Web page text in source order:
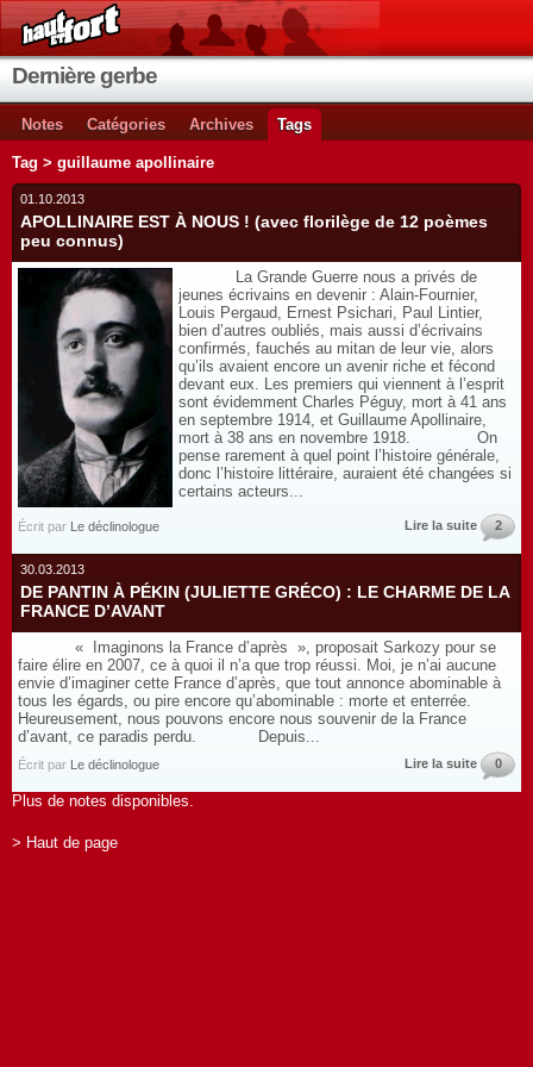
Dernière gerbe
Notes Catégories Archives Tags
Tag > guillaume apollinaire
01.10.2013
APOLLINAIRE EST À NOUS ! (avec florilège de 12 poèmes
peu connus)
La Grande Guerre nous a privés de
jeunes écrivains en devenir : Alain-Fournier,
Louis Pergaud, Ernest Psichari, Paul Lintier,
bien d’autres oubliés, mais aussi d’écrivains
confirmés, fauchés au mitan de leur vie, alors
qu’ils avaient encore un avenir riche et fécond
devant eux. Les premiers qui viennent à l’esprit
sont évidemment Charles Péguy, mort à 41 ans
en septembre 1914, et Guillaume Apollinaire,
mort à 38 ans en novembre 1918. On
pense rarement à quel point l’histoire générale,
donc l’histoire littéraire, auraient été changées si
certains acteurs...
Écrit par Le déclinologue Lire la suite 2
30.03.2013
DE PANTIN À PÉKIN (JULIETTE GRÉCO) : LE CHARME DE LA
FRANCE D’AVANT
« Imaginons la France d’après », proposait Sarkozy pour se
faire élire en 2007, ce à quoi il n’a que trop réussi. Moi, je n’ai aucune
envie d’imaginer cette France d’après, que tout annonce abominable à
tous les égards, ou pire encore qu’abominable : morte et enterrée.
Heureusement, nous pouvons encore nous souvenir de la France
d’avant, ce paradis perdu. Depuis...
Écrit par Le déclinologue Lire la suite 0
Plus de notes disponibles.
> Haut de page